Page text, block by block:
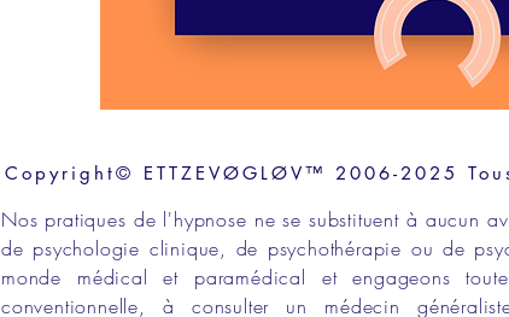
Copyright© ETTZEVØGLØV™ 2006-2025
Nos pratiques de l'hypnose ne se substituent à aucun
de psychologie clinique, de psychothérapie ou de
monde médical et paramédical et engageons
conventionnelle, à consulter un médecin